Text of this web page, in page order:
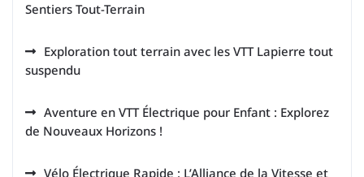
Sentiers Tout-Terrain
Exploration tout terrain avec les VTT Lapierre tout
suspendu
Aventure en VTT Électrique pour Enfant : Explorez
de Nouveaux Horizons !
Vélo Électrique Rapide : L’Alliance de la Vitesse et